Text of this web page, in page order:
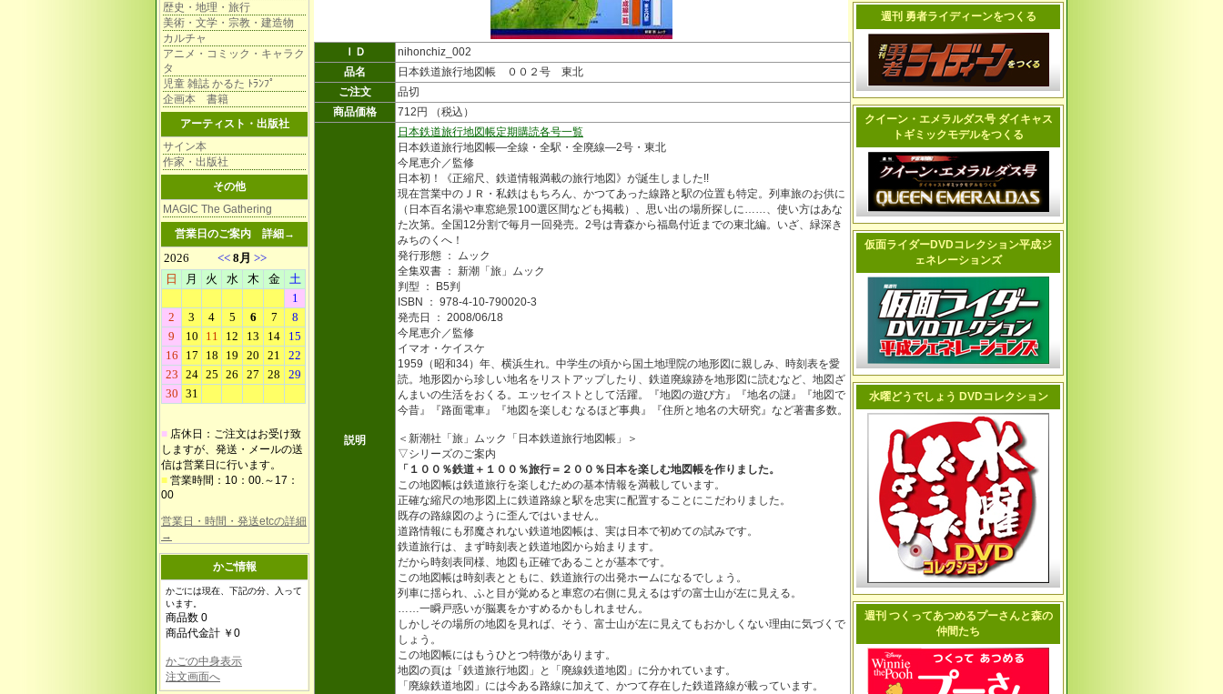
歴史・地理・旅行
美術・文学・宗教・建造物
カルチャ
アニメ・コミック・キャラク
タ
児童 雑誌 かるた ﾄﾗﾝﾌﾟ
企画本 書籍
アーティスト・出版社
サイン本
作家・出版社
その他
MAGIC The Gathering
営業日のご案内 詳細→
■ 店休日：ご注文はお受け致
しますが、発送・メールの送
信は営業日に行います。
■ 営業時間：10：00.～17：
00
営業日・時間・発送etcの詳細
→
かご情報
かごには現在、下記の分、入って
います。
商品数 0
商品代金計 ￥0
かごの中身表示
注文画面へ
ＩＤ
nihonchiz_002
品名
日本鉄道旅行地図帳 ００２号 東北
ご注文
品切
商品価格
712円 （税込）
説明
日本鉄道旅行地図帳定期購読各号一覧
日本鉄道旅行地図帳―全線・全駅・全廃線―2号・東北
今尾恵介／監修
日本初！《正縮尺、鉄道情報満載の旅行地図》が誕生しました!!
現在営業中のＪＲ・私鉄はもちろん、かつてあった線路と駅の位置も特定。列車旅のお供に
（日本百名湯や車窓絶景100選区間なども掲載）、思い出の場所探しに……、使い方はあな
た次第。全国12分割で毎月一回発売。2号は青森から福島付近までの東北編。いざ、緑深き
みちのくへ！
発行形態 ： ムック
全集双書 ： 新潮「旅」ムック
判型 ： B5判
ISBN ： 978-4-10-790020-3
発売日 ： 2008/06/18
今尾恵介／監修
イマオ・ケイスケ
1959（昭和34）年、横浜生れ。中学生の頃から国土地理院の地形図に親しみ、時刻表を愛
読。地形図から珍しい地名をリストアップしたり、鉄道廃線跡を地形図に読むなど、地図ざ
んまいの生活をおくる。エッセイストとして活躍。『地図の遊び方』『地名の謎』『地図で
今昔』『路面電車』『地図を楽しむ なるほど事典』『住所と地名の大研究』など著書多数。
＜新潮社「旅」ムック「日本鉄道旅行地図帳」＞
▽シリーズのご案内
「１００％鉄道＋１００％旅行＝２００％日本を楽しむ地図帳を作りました。
この地図帳は鉄道旅行を楽しむための基本情報を満載しています。
正確な縮尺の地形図上に鉄道路線と駅を忠実に配置することにこだわりました。
既存の路線図のように歪んではいません。
道路情報にも邪魔されない鉄道地図帳は、実は日本で初めての試みです。
鉄道旅行は、まず時刻表と鉄道地図から始まります。
だから時刻表同様、地図も正確であることが基本です。
この地図帳は時刻表とともに、鉄道旅行の出発ホームになるでしょう。
列車に揺られ、ふと目が覚めると車窓の右側に見えるはずの富士山が左に見える。
……一瞬戸惑いが脳裏をかすめるかもしれません。
しかしその場所の地図を見れば、そう、富士山が左に見えてもおかしくない理由に気づくで
しょう。
この地図帳にはもうひとつ特徴があります。
地図の頁は「鉄道旅行地図」と「廃線鉄道地図」に分かれています。
「廃線鉄道地図」には今ある路線に加えて、かつて存在した鉄道路線が載っています。
週刊 勇者ライディーンをつくる
クイーン・エメラルダス号 ダイキャス
トギミックモデルをつくる
仮面ライダーDVDコレクション平成ジ
ェネレーションズ
水曜どうでしょう DVDコレクション
週刊 つくってあつめるプーさんと森の
仲間たち